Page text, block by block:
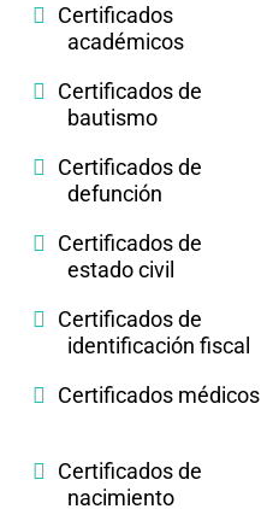
Certificados
académicos
Certificados de
bautismo
Certificados de
defunción
Certificados de
estado civil
Certificados de
identificación fiscal
Certificados médicos
Certificados de
nacimiento